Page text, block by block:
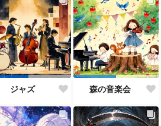
ジャズ 森の音楽会